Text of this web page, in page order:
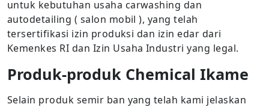
untuk kebutuhan usaha carwashing dan
autodetailing ( salon mobil ), yang telah
tersertifikasi izin produksi dan izin edar dari
Kemenkes RI dan Izin Usaha Industri yang legal.
Produk-produk Chemical Ikame
Selain produk semir ban yang telah kami jelaskan